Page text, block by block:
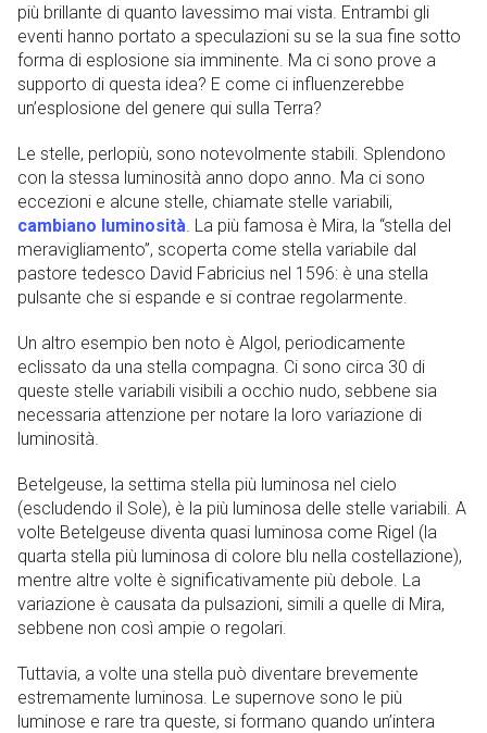
più brillante di quanto lavessimo mai vista. Entrambi gli
eventi hanno portato a speculazioni su se la sua fine sotto
forma di esplosione sia imminente. Ma ci sono prove a
supporto di questa idea? E come ci influenzerebbe
un’esplosione del genere qui sulla Terra?
Le stelle, perlopiù, sono notevolmente stabili. Splendono
con la stessa luminosità anno dopo anno. Ma ci sono
eccezioni e alcune stelle, chiamate stelle variabili,
cambiano luminosità . La più famosa è Mira, la “stella del
meravigliamento”, scoperta come stella variabile dal
pastore tedesco David Fabricius nel 1596: è una stella
pulsante che si espande e si contrae regolarmente.
Un altro esempio ben noto è Algol, periodicamente
eclissato da una stella compagna. Ci sono circa 30 di
queste stelle variabili visibili a occhio nudo, sebbene sia
necessaria attenzione per notare la loro variazione di
luminosità.
Betelgeuse, la settima stella più luminosa nel cielo
(escludendo il Sole), è la più luminosa delle stelle variabili. A
volte Betelgeuse diventa quasi luminosa come Rigel (la
quarta stella più luminosa di colore blu nella costellazione),
mentre altre volte è significativamente più debole. La
variazione è causata da pulsazioni, simili a quelle di Mira,
sebbene non così ampie o regolari.
Tuttavia, a volte una stella può diventare brevemente
estremamente luminosa. Le supernove sono le più
luminose e rare tra queste, si formano quando un’intera